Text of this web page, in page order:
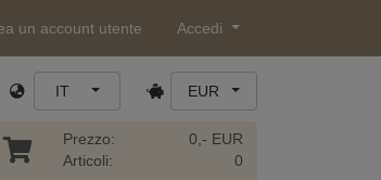
un account utente Accedi
IT EUR
Prezzo:
Articoli:
0,- EUR
0